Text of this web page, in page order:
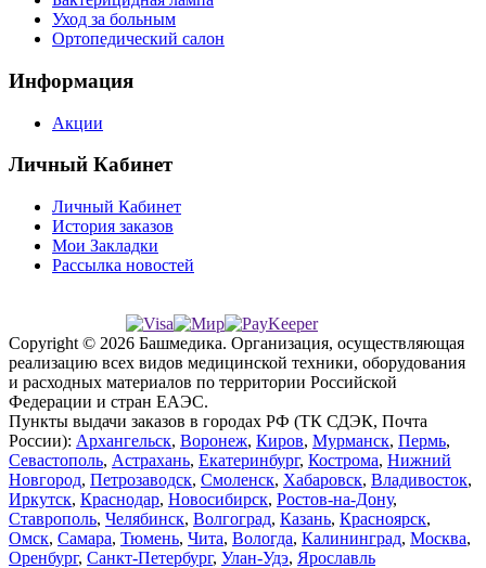
Уход за больным
Ортопедический салон
Информация
Акции
Личный Кабинет
Личный Кабинет
История заказов
Мои Закладки
Рассылка новостей
Copyright © 2026 Башмедика. Организация, осуществляющая
реализацию всех видов медицинской техники, оборудования
и расходных материалов по территории Российской
Федерации и стран ЕАЭС.
Пункты выдачи заказов в городах РФ (ТК СДЭК, Почта
России): Архангельск, Воронеж, Киров, Мурманск, Пермь,
Севастополь, Астрахань, Екатеринбург, Кострома, Нижний
Новгород, Петрозаводск, Смоленск, Хабаровск, Владивосток,
Иркутск, Краснодар, Новосибирск, Ростов-на-Дону,
Ставрополь, Челябинск, Волгоград, Казань, Красноярск,
Омск, Самара, Тюмень, Чита, Вологда, Калининград, Москва,
Оренбург, Санкт-Петербург, Улан-Удэ, Ярославль